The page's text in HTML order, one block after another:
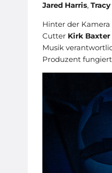
Jared Harris,
Hinter der
Cutter Kirk Baxter
Musik
Produzent